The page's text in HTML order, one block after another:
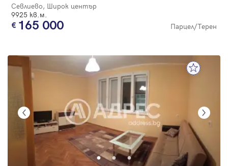
Севлиево, Широк център
9925 кв.м.
165 000 Парцел/Терен